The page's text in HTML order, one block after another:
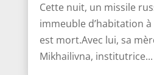
Cette nuit, un missile
immeuble d’habitation
est mort.Avec lui, sa
Mikhailivna, institutrice...